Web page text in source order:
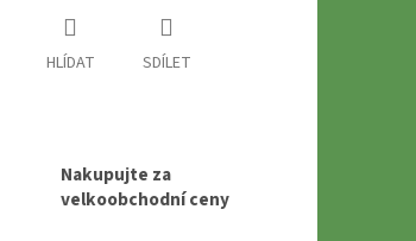
HLÍDAT SDÍLET
Nakupujte za
velkoobchodní ceny